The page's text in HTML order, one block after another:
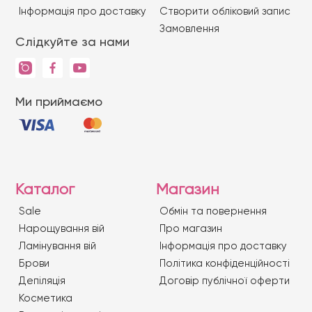
Iнформація про доставку
Слідкуйте за нами
Ми приймаємо
Створити обліковий запис
Замовлення
Каталог
Sale
Нарощування вій
Ламінування вій
Брови
Депіляція
Косметика
Магазин
Обмін та повернення
Про магазин
Iнформація про доставку
Політика конфіденційності
Договір публічної оферти